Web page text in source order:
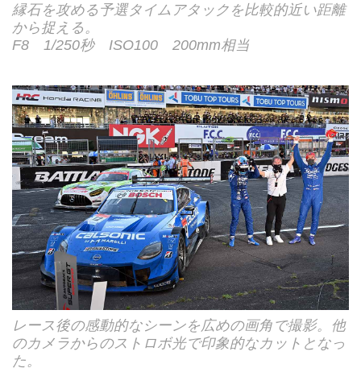
縁石を攻める予選タイムアタックを比較的近い距離
から捉える。
F8 1/250秒 ISO100 200mm相当
レース後の感動的なシーンを広めの画角で撮影。他
のカメラからのストロボ光で印象的なカットとなっ
た。